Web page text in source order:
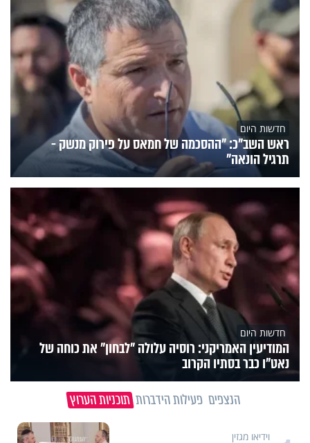
חדשות היום
ראש השב"כ: "ההסכמה של חמאס על פירוק מנשק -
תרגיל הונאה"
חדשות היום
המודיעין האמריקני: רוסיה עלולה "לבחון" את כוחה של
נאט"ו כבר בסתיו הקרוב
הנצפים פעילות הידברות תוכניות הערוץ
וידיאו מגזין